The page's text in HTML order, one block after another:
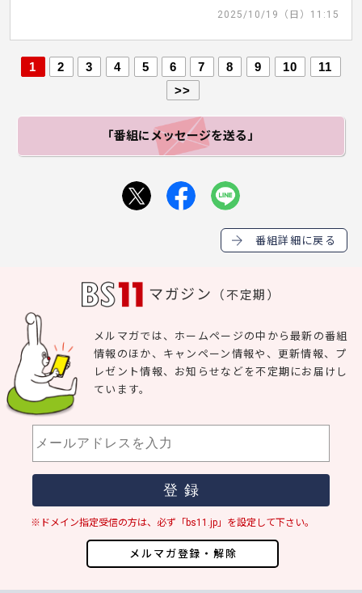
2025/10/19（日）11:15
1 2 3 4 5 6 7 8 9 10
11
>>
「番組にメッセージを送る」
番組詳細に戻る
マガジン （不定期）
メルマガ登録・解除
メルマガでは、ホームページの中から最新の番組
情報のほか、キャンペーン情報や、更新情報、プ
レゼント情報、お知らせなどを不定期にお届けし
ています。
※ドメイン指定受信の方は、必ず「bs11.jp」を設定して下さい。